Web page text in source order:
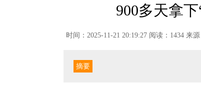
900多天拿
时间：2025-11-21 20:19:27 阅读：1434 来源
摘要